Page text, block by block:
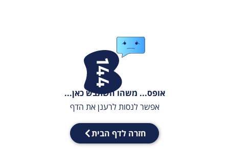
אופס... משהו השתבש כאן...
אפשר לנסות לרענן את הדף
חזרה לדף הבית